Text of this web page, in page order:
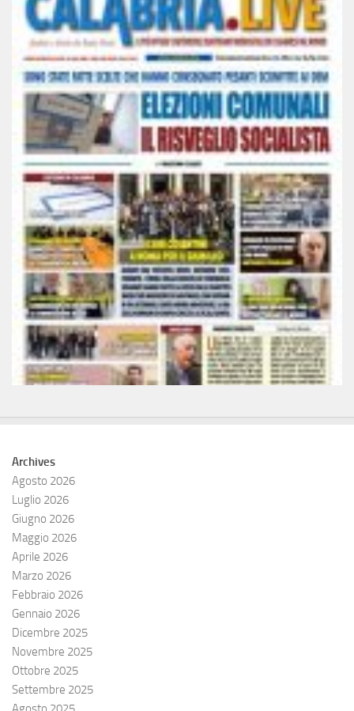
Archives
Agosto 2026
Luglio 2026
Giugno 2026
Maggio 2026
Aprile 2026
Marzo 2026
Febbraio 2026
Gennaio 2026
Dicembre 2025
Novembre 2025
Ottobre 2025
Settembre 2025